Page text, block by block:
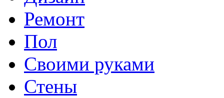
Ремонт
Пол
Своими руками
Стены